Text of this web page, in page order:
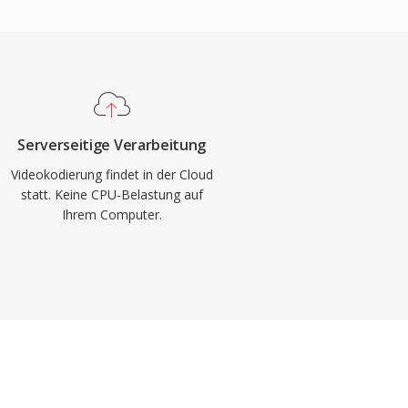
Serverseitige Verarbeitung
Videokodierung findet in der Cloud
statt. Keine CPU-Belastung auf
Ihrem Computer.